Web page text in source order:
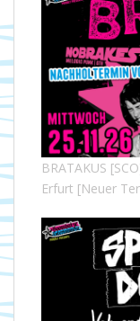
BRATAKUS
Erfurt [Neuer